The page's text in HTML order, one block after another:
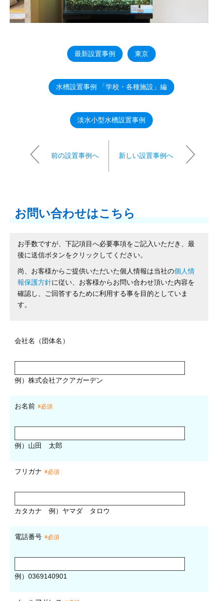
最新設置事例 東京
水槽設置事例 「学校・各種施設」編
淡水小型水槽設置事例
前の設置事例へ 新しい設置事例へ
お問い合わせはこちら
お手数ですが、下記項目へ必要事項をご記入いただき、最
後に送信ボタンをクリックしてください。
尚、お客様からご提供いただいた個人情報は当社の個人情
報保護方針に従い、お客様からお問い合わせ頂いた内容を
確認し、ご回答するために利用する事を目的としていま
す。
会社名（団体名）
例）株式会社アクアガーデン
お名前 ※必須
例）山田 太郎
フリガナ ※必須
カタカナ 例）ヤマダ タロウ
電話番号 ※必須
例）0369140901